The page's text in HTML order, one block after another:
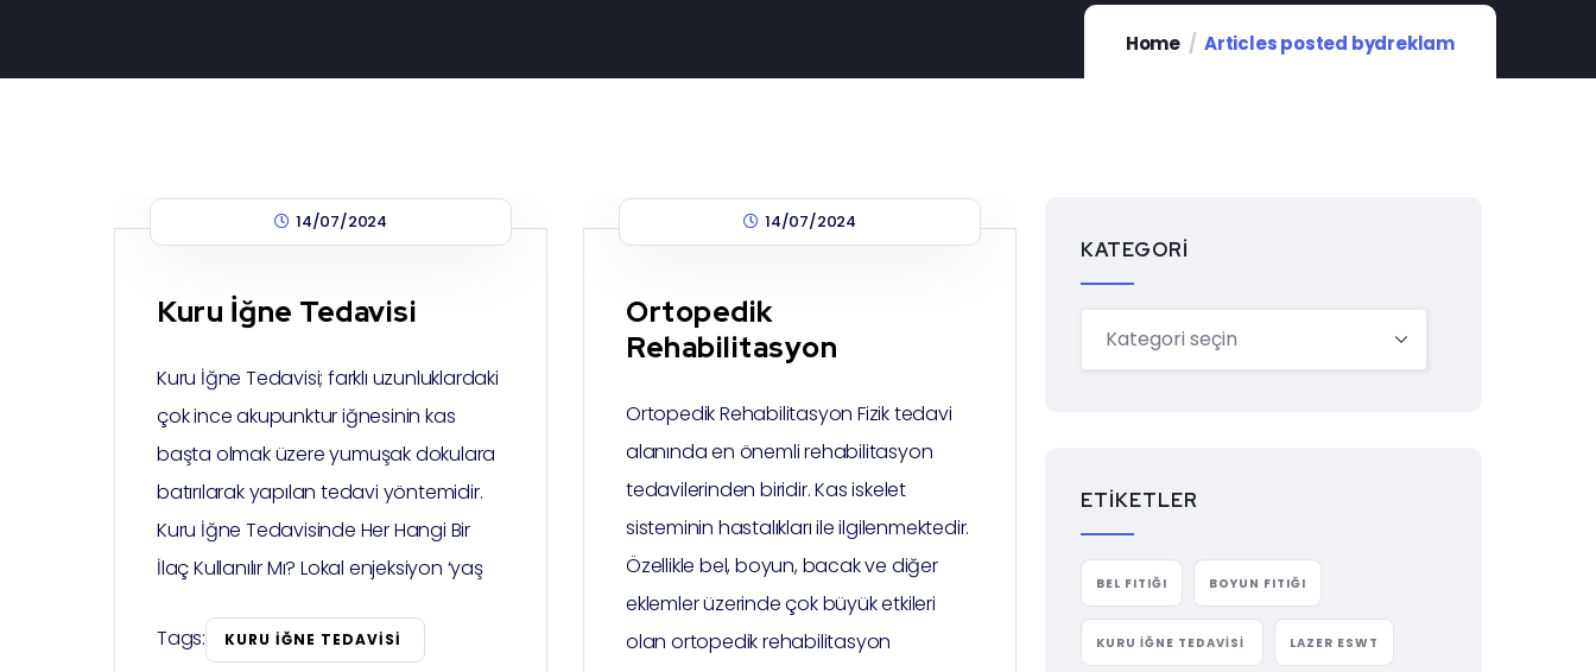
Home Articles posted bydreklam
14/07/2024
Kuru İğne Tedavisi
Kuru İğne Tedavisi; farklı uzunluklardaki
çok ince akupunktur iğnesinin kas
başta olmak üzere yumuşak dokulara
batırılarak yapılan tedavi yöntemidir.
Kuru İğne Tedavisinde Her Hangi Bir
İlaç Kullanılır Mı? Lokal enjeksiyon ‘yaş
Tags: KURU İĞNE TEDAVISI
14/07/2024
Ortopedik
Rehabilitasyon
Ortopedik Rehabilitasyon Fizik tedavi
alanında en önemli rehabilitasyon
tedavilerinden biridir. Kas iskelet
sisteminin hastalıkları ile ilgilenmektedir.
Özellikle bel, boyun, bacak ve diğer
eklemler üzerinde çok büyük etkileri
olan ortopedik rehabilitasyon
KATEGORI
ETIKETLER
BEL FITIĞI BOYUN FITIĞI
KURU İĞNE TEDAVISI LAZER ESWT